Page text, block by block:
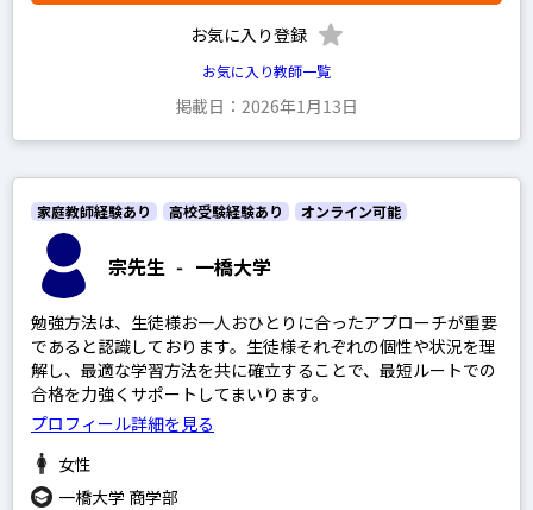
女性
プレミアム
プロ
家庭教師経験あり
塾講師経験あり
お気に入り登録
お気に入り教師一覧
掲載日：2026年1月13日
宗先生 - 一橋大学
家庭教師経験あり 高校受験経験あり オンライン可能
勉強方法は、生徒様お一人おひとりに合ったアプローチが重要
であると認識しております。生徒様それぞれの個性や状況を理
解し、最適な学習方法を共に確立することで、最短ルートでの
合格を力強くサポートしてまいります。
プロフィール詳細を見る
女性
一橋大学 商学部